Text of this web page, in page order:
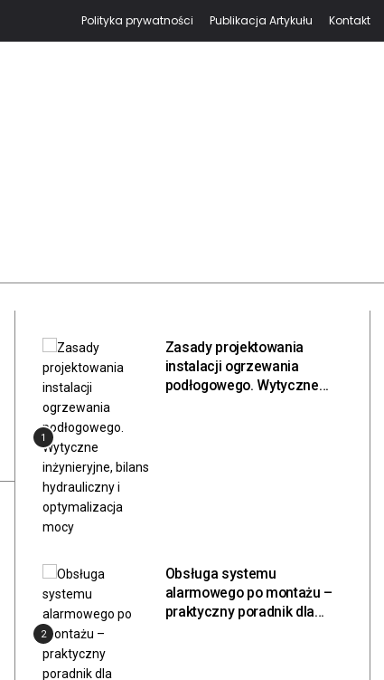
Polityka prywatności Publikacja Artykułu Kontakt
1
Zasady projektowania
instalacji ogrzewania
podłogowego. Wytyczne
2
Obsługa systemu
alarmowego po montażu –
praktyczny poradnik dla